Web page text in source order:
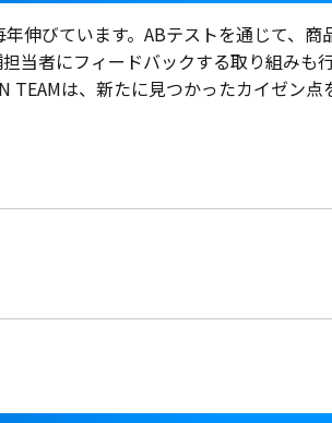
伸びています。ABテストを通じて、商
当者にフィードバックする取り組みも
TEAMは、新たに見つかったカイゼン点